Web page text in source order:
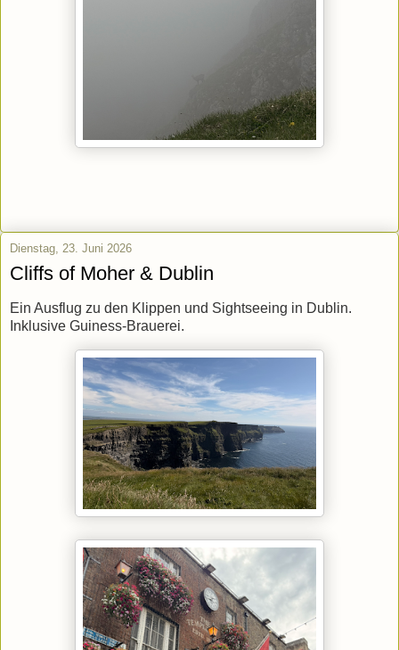
Dienstag, 23. Juni 2026
Cliffs of Moher & Dublin
Ein Ausflug zu den Klippen und Sightseeing in Dublin.
Inklusive Guiness-Brauerei.